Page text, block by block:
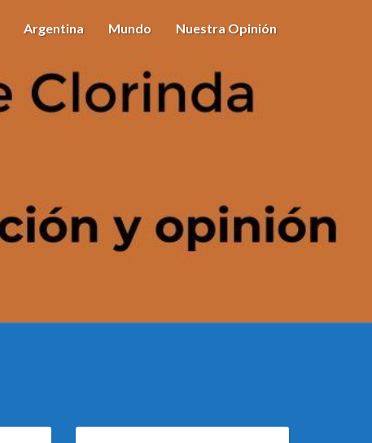
Argentina Mundo Nuestra Opinión